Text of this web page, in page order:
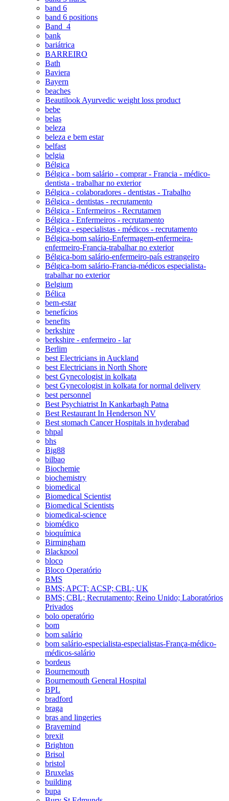
band 6
band 6 positions
Band_4
bank
bariátrica
BARREIRO
Bath
Baviera
Bayern
beaches
Beautilook Ayurvedic weight loss product
bebe
belas
beleza
beleza e bem estar
belfast
belgia
Bélgica
Bélgica - bom salário - comprar - Francia - médico-
dentista - trabalhar no exterior
Bélgica - colaboradores - dentistas - Trabalho
Bélgica - dentistas - recrutamento
Bélgica - Enfermeiros - Recrutamen
Bélgica - Enfermeiros - recrutamento
Bélgica - especialistas - médicos - recrutamento
Bélgica-bom salário-Enfermagem-enfermeira-
enfermeiro-Francia-trabalhar no exterior
Bélgica-bom salário-enfermeiro-país estrangeiro
Bélgica-bom salário-Francia-médicos especialista-
trabalhar no exterior
Belgium
Bélica
bem-estar
benefícios
benefits
berkshire
berkshire - enfermeiro - lar
Berlim
best Electricians in Auckland
best Electricians in North Shore
best Gynecologist in kolkata
best Gynecologist in kolkata for normal delivery
best personnel
Best Psychiatrist In Kankarbagh Patna
Best Restaurant In Henderson NV
Best stomach Cancer Hospitals in hyderabad
bhpal
bhs
Big88
bilbao
Biochemie
biochemistry
biomedical
Biomedical Scientist
Biomedical Scientists
biomedical-science
biomédico
bioquímica
Birmingham
Blackpool
bloco
Bloco Operatório
BMS
BMS; APCT; ACSP; CBL; UK
BMS; CBL; Recrutamento; Reino Unido; Laboratórios
Privados
bolo operatório
bom
bom salário
bom salário-especialista-especialistas-França-médico-
médicos-salário
bordeus
Bournemouth
Bournemouth General Hospital
BPL
bradford
braga
bras and lingeries
Bravemind
brexit
Brighton
Brisol
bristol
Bruxelas
building
bupa